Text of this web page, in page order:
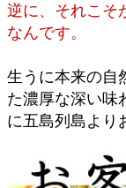
逆に、それこそ
なんです。
生うに本来の自
た濃厚な深い味
に五島列島より